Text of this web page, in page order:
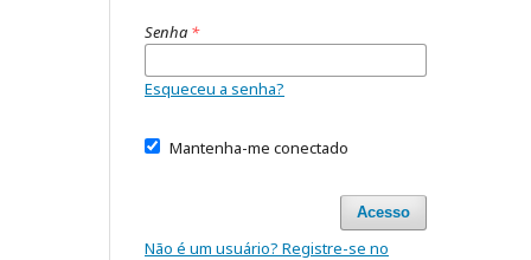
Senha *
Esqueceu a senha?
Mantenha-me conectado
Acesso
Não é um usuário? Registre-se no